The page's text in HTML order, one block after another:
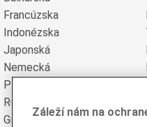
Francúzska
Indonézska
Japonská
Nemecká
Poľská
Rumunská
Grécka
Záleží nám na